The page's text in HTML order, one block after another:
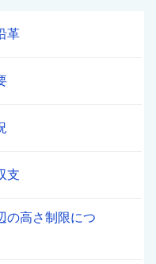
革
支
の高さ制限につ